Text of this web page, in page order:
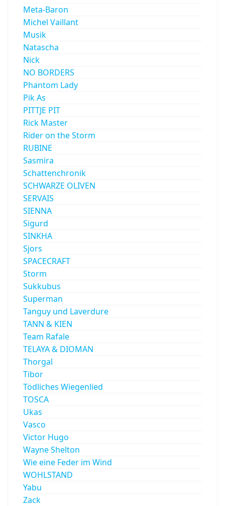
Meta-Baron
Michel Vaillant
Musik
Natascha
Nick
NO BORDERS
Phantom Lady
Pik As
PITTJE PIT
Rick Master
Rider on the Storm
RUBINE
Sasmira
Schattenchronik
SCHWARZE OLIVEN
SERVAIS
SIENNA
Sigurd
SINKHA
Sjors
SPACECRAFT
Storm
Sukkubus
Superman
Tanguy und Laverdure
TANN & KIEN
Team Rafale
TELAYA & DIOMAN
Thorgal
Tibor
Tödliches Wiegenlied
TOSCA
Ukas
Vasco
Victor Hugo
Wayne Shelton
Wie eine Feder im Wind
WOHLSTAND
Yabu
Zack